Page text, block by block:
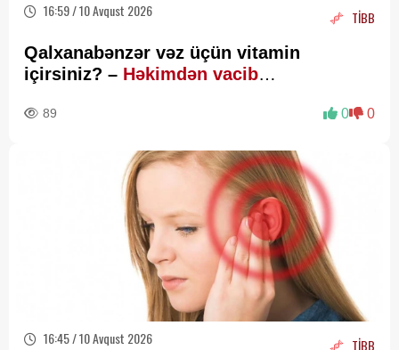
16:59 / 10 Avqust 2026 TİBB
Qalxanabənzər vəz üçün vitamin
içirsiniz? – Həkimdən vacib
89 0 0
16:45 / 10 Avqust 2026 TİBB